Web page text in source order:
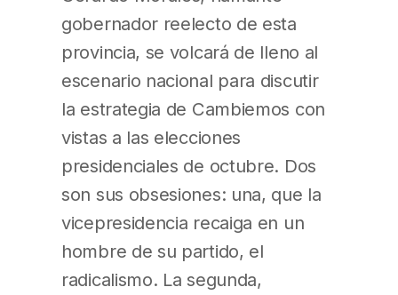
gobernador reelecto de esta
provincia, se volcará de lleno al
escenario nacional para discutir
la estrategia de Cambiemos con
vistas a las elecciones
presidenciales de octubre. Dos
son sus obsesiones: una, que la
vicepresidencia recaiga en un
hombre de su partido, el
radicalismo. La segunda,